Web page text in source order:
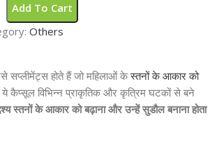
Add To Cart
Others
सप्लीमेंट्स होते हैं जो महिलाओं केस्तनों के आकार को
कैप्सूल विभिन्न प्राकृतिक और कृत्रिम घटकों से बने
स्तनों के आकार को बढ़ाना और उन्हें सुडौल बनाना होता